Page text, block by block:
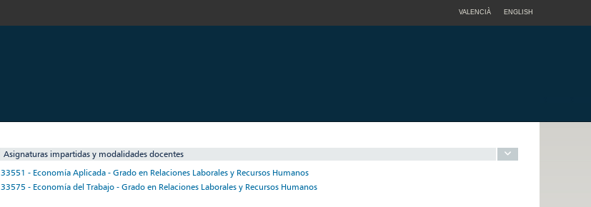
VALENCIÀ ENGLISH
Asignaturas impartidas y modalidades docentes
33551 - Economía Aplicada - Grado en Relaciones Laborales y Recursos Humanos
33575 - Economía del Trabajo - Grado en Relaciones Laborales y Recursos Humanos